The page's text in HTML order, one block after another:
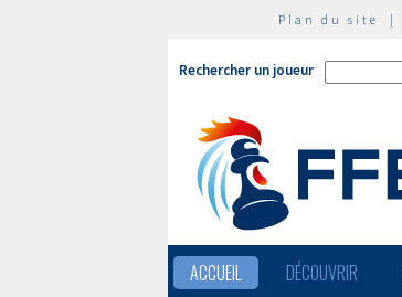
Plan du site |
Rechercher un joueur
ACCUEIL DÉCOUVRIR